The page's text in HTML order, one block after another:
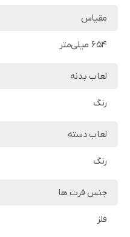
مقیاس
654 میلی‌متر
لعاب بدنه
رنگ
لعاب دسته
رنگ
جنس فرت ها
فلز